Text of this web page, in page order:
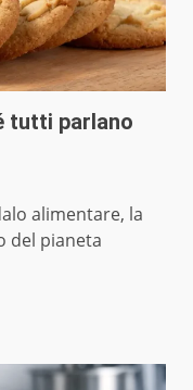
tutti parlano
alimentare, la
del pianeta